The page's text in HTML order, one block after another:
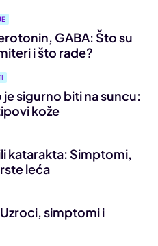
GABA: Što su
i što rade?
sigurno biti na suncu:
kože
katarakta: Simptomi,
leća
simptomi i